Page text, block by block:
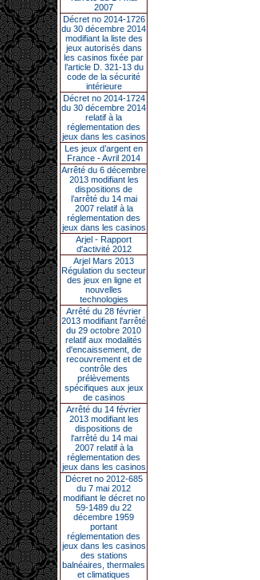
2007
Décret no 2014-1726
du 30 décembre 2014
modifiant la liste des
jeux autorisés dans
les casinos fixée par
l’article D. 321-13 du
code de la sécurité
intérieure
Décret no 2014-1724
du 30 décembre 2014
relatif à la
réglementation des
jeux dans les casinos
Les jeux d’argent en
France - Avril 2014
Arrêté du 6 décembre
2013 modifiant les
dispositions de
l’arrêté du 14 mai
2007 relatif à la
réglementation des
jeux dans les casinos
Arjel - Rapport
d'activité 2012
Arjel Mars 2013
Régulation du secteur
des jeux en ligne et
nouvelles
technologies
Arrêté du 28 février
2013 modifiant l'arrêté
du 29 octobre 2010
relatif aux modalités
d'encaissement, de
recouvrement et de
contrôle des
prélèvements
spécifiques aux jeux
de casinos
Arrêté du 14 février
2013 modifiant les
dispositions de
l'arrêté du 14 mai
2007 relatif à la
réglementation des
jeux dans les casinos
Décret no 2012-685
du 7 mai 2012
modifiant le décret no
59-1489 du 22
décembre 1959
portant
réglementation des
jeux dans les casinos
des stations
balnéaires, thermales
et climatiques